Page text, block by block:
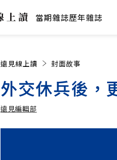
當期雜誌歷年雜誌
遠見線上讀 封面故事
外交休兵後，
遠見編輯部